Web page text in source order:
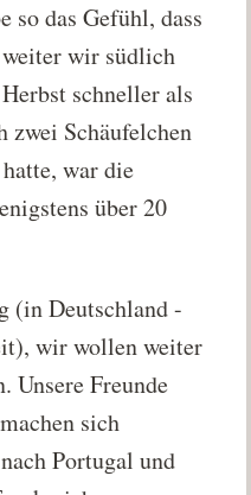
so das Gefühl, dass
wir südlich
schneller als
zwei Schäufelchen
war die
über 20
(in Deutschland -
wir wollen weiter
Unsere Freunde
sich
Portugal und